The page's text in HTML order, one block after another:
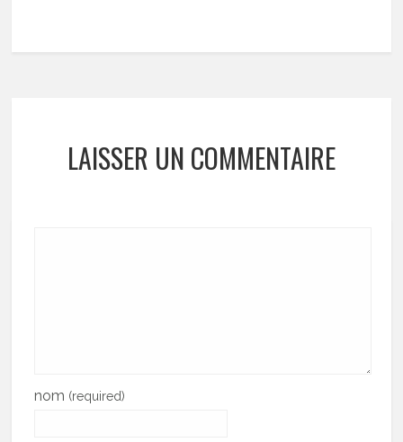
LAISSER UN COMMENTAIRE
nom (required)